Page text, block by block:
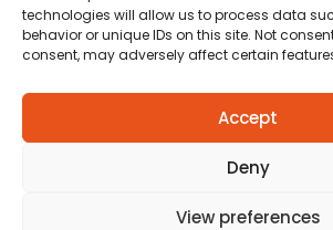
technologies will allow us to process data
behavior or unique IDs on this site. Not
consent, may adversely affect certain
Accept
Deny
View preferences
MT | 2025
Desenvolvido por Cafecursinho -